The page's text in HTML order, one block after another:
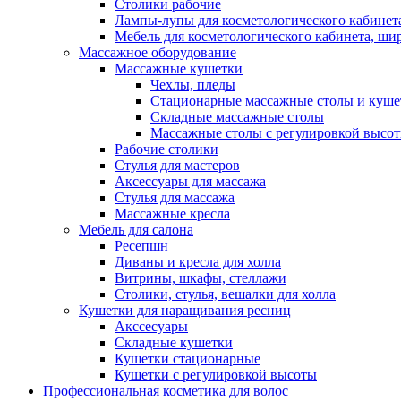
Столики рабочие
Лампы-лупы для косметологического
Мебель для косметологического кабинета,
Массажное оборудование
Массажные кушетки
Чехлы, пледы
Стационарные массажные столы и
Складные массажные столы
Массажные столы с регулировкой
Рабочие столики
Стулья для мастеров
Аксессуары для массажа
Стулья для массажа
Массажные кресла
Мебель для салона
Ресепшн
Диваны и кресла для холла
Витрины, шкафы, стеллажи
Столики, стулья, вешалки для холла
Кушетки для наращивания ресниц
Акссесуары
Складные кушетки
Кушетки стационарные
Кушетки с регулировкой высоты
Профессиональная косметика для волос